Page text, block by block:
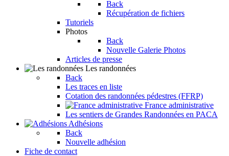
Back
Récupération de fichiers
Tutoriels
Photos
Back
Nouvelle Galerie Photos
Articles de presse
Les randonnées
Back
Les traces en liste
Cotation des randonnées pédestres (FFRP)
France administrative
Les sentiers de Grandes Randonnées en PACA
Adhésions
Back
Nouvelle adhésion
Fiche de contact